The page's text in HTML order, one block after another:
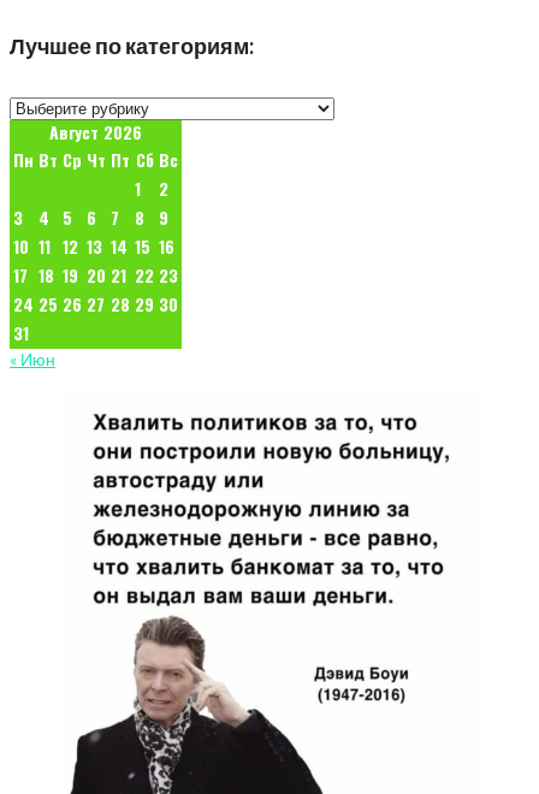
Лучшее по категориям:
Лучшее
категориям:
Август 2026
Пн Вт Ср Чт Пт Сб Вс
1
2
3
4 5 6 7 8
9
10 11 12 13 14 15 16
17 18 19 20 21 22 23
24 25 26 27 28 29 30
31
« Июн